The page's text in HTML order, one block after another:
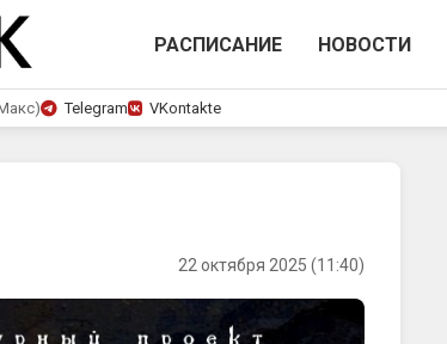
РАСПИСАНИЕ НОВОСТИ
Telegram VKontakte
22 октября 2025 (11:40)